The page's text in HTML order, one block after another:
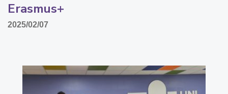
Erasmus+
2025/02/07